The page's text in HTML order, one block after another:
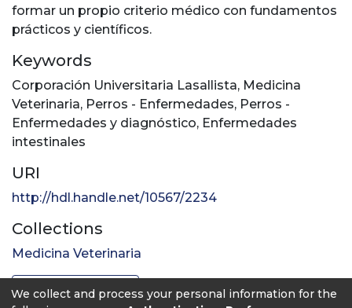
formar un propio criterio médico con fundamentos
prácticos y científicos.
Keywords
Corporación Universitaria Lasallista, Medicina
Veterinaria, Perros - Enfermedades, Perros -
Enfermedades y diagnóstico, Enfermedades
intestinales
URI
http://hdl.handle.net/10567/2234
Collections
Medicina Veterinaria
Full item page
We collect and process your personal information for the